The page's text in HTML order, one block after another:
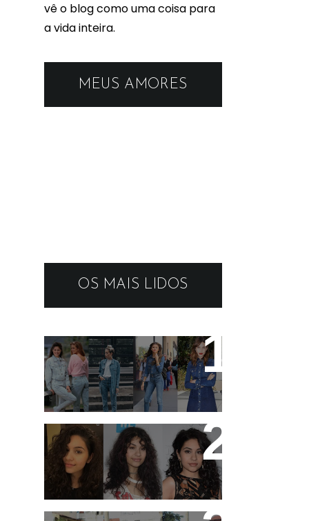
vê o blog como uma coisa para
a vida inteira.
MEUS AMORES
OS MAIS LIDOS
19 tendências dos
anos 90 que estão em
alta
11 artistas que tem o
cabelo ondulado para
você se inspirar!